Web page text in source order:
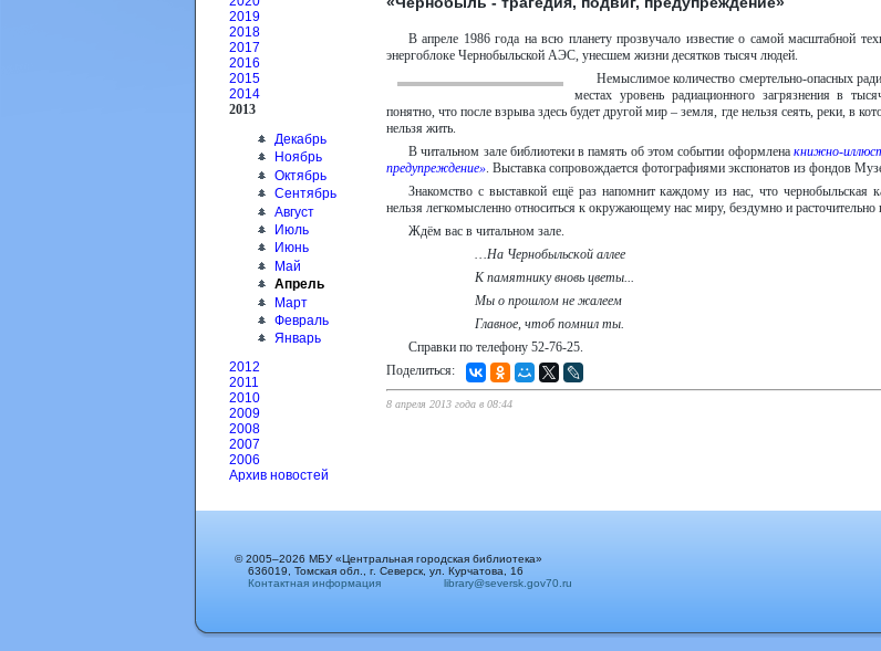
2019
2018
2017
2016
2015
2014
2013
Декабрь
Ноябрь
Октябрь
Сентябрь
Август
Июль
Июнь
Май
Апрель
Март
Февраль
Январь
2012
2011
2010
2009
2008
2007
2006
Архив новостей
В апреле 1986 года на всю планету прозвучало известие о самой масштабной
энергоблоке Чернобыльской АЭС, унесшем жизни десятков тысяч людей.
Немыслимое количество смертельно-опасных
местах уровень радиационного загрязнения в
понятно, что после взрыва здесь будет другой мир – земля, где нельзя сеять, реки, в
нельзя жить.
В читальном зале библиотеки в память об этом событии оформлена книжно-
предупреждение». Выставка сопровождается фотографиями экспонатов из фондов
Знакомство с выставкой ещё раз напомнит каждому из нас, что чернобыльская
нельзя легкомысленно относиться к окружающему нас миру, бездумно и расточительно
Ждём вас в читальном зале.
…На Чернобыльской аллее
К памятнику вновь цветы...
Мы о прошлом не жалеем
Главное, чтоб помнил ты.
Справки по телефону 52-76-25.
Поделиться:
8 апреля 2013 года в 08:44
© 2005–2026 МБУ «Центральная городская библиотека»
636019, Томская обл., г. Северск, ул. Курчатова, 16
Контактная информация
library@seversk.gov70.ru